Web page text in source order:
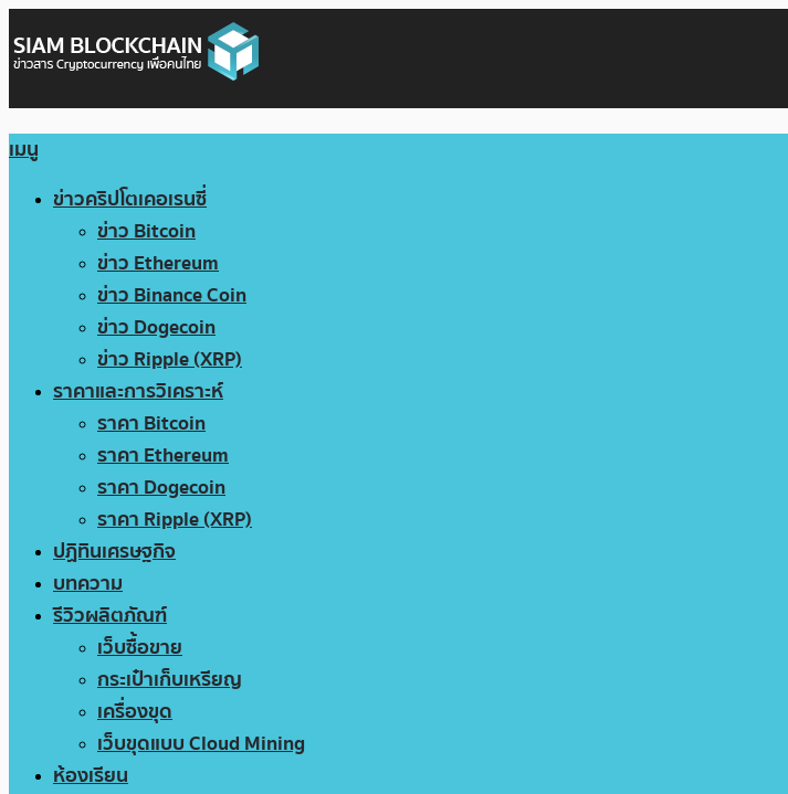
เมนู
ข่าวคริปโตเคอเรนซี่
ข่าว Bitcoin
ข่าว Ethereum
ข่าว Binance Coin
ข่าว Dogecoin
ข่าว Ripple (XRP)
ราคาและการวิเคราะห์
ราคา Bitcoin
ราคา Ethereum
ราคา Dogecoin
ราคา Ripple (XRP)
ปฏิทินเศรษฐกิจ
บทความ
รีวิวผลิตภัณฑ์
เว็บซื้อขาย
กระเป๋าเก็บเหรียญ
เครื่องขุด
เว็บขุดแบบ Cloud Mining
ห้องเรียน